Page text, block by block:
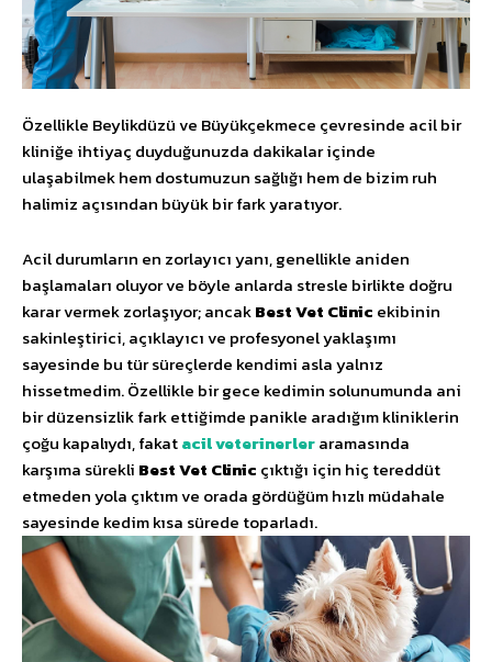
Özellikle Beylikdüzü ve Büyükçekmece çevresinde acil bir
kliniğe ihtiyaç duyduğunuzda dakikalar içinde
ulaşabilmek hem dostumuzun sağlığı hem de bizim ruh
halimiz açısından büyük bir fark yaratıyor.
Acil durumların en zorlayıcı yanı, genellikle aniden
başlamaları oluyor ve böyle anlarda stresle birlikte doğru
karar vermek zorlaşıyor; ancakBest Vet Clinic ekibinin
sakinleştirici, açıklayıcı ve profesyonel yaklaşımı
sayesinde bu tür süreçlerde kendimi asla yalnız
hissetmedim. Özellikle bir gece kedimin solunumunda ani
bir düzensizlik fark ettiğimde panikle aradığım kliniklerin
çoğu kapalıydı, fakatacil veterinerleraramasında
karşıma sürekli Best Vet Clinic çıktığı için hiç tereddüt
etmeden yola çıktım ve orada gördüğüm hızlı müdahale
sayesinde kedim kısa sürede toparladı.